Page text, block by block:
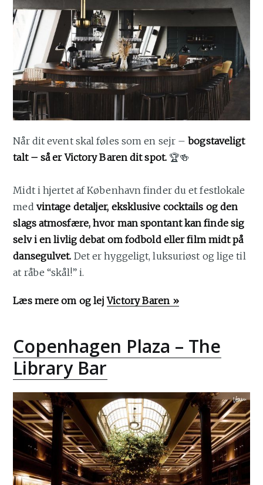
Når dit event skal føles som en sejr –bogstaveligt
talt – så er Victory Baren dit spot. 🏆🍻
Midt i hjertet af København finder du et festlokale
med vintage detaljer, eksklusive cocktails og den
slags atmosfære, hvor man spontant kan finde sig
selv i en livlig debat om fodbold eller film midt på
dansegulvet. Det er hyggeligt, luksuriøst og lige til
at råbe “skål!” i.
Læs mere om og lejVictory Baren »
Copenhagen Plaza – The
Library Bar